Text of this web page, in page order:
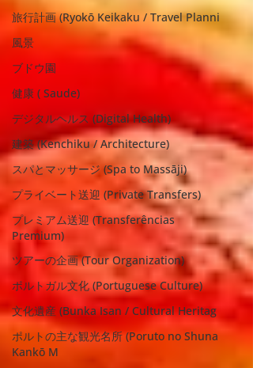
旅行計画 (Ryokō Keikaku / Travel Planni
風景
ブドウ園
健康 ( Saude)
デジタルヘルス (Digital Health)
建築 (Kenchiku / Architecture)
スパとマッサージ (Spa to Massāji)
プライベート送迎 (Private Transfers)
プレミアム送迎 (Transferências
Premium)
ツアーの企画 (Tour Organization)
ポルトガル文化 (Portuguese Culture)
文化遺産 (Bunka Isan / Cultural Heritag
ポルトの主な観光名所 (Poruto no Shuna
Kankō M